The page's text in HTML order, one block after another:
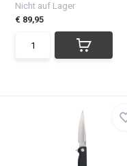
Nicht auf Lager
€ 89,95